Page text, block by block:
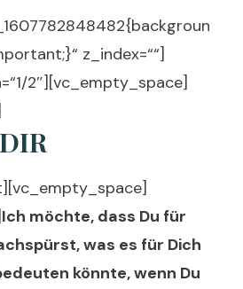
z_index=““]
2″][vc_empty_space]
Ich möchte, dass Du für
was es für Dich
könnte, wenn Du